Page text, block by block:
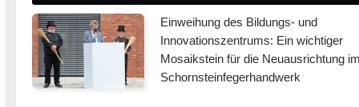
Einweihung des Bildungs- und
Innovationszentrums: Ein wichtiger
Mosaikstein für die Neuausrichtung
Schornsteinfegerhandwerk